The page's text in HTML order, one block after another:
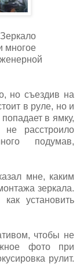
многое
но съездив на
в руле, но и
в ямку,
расстроило
подумав,
мне, каким
зеркала.
установить
чтобы не
фото при
рулит.